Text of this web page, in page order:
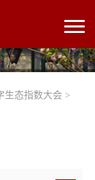
生态指数大会 >